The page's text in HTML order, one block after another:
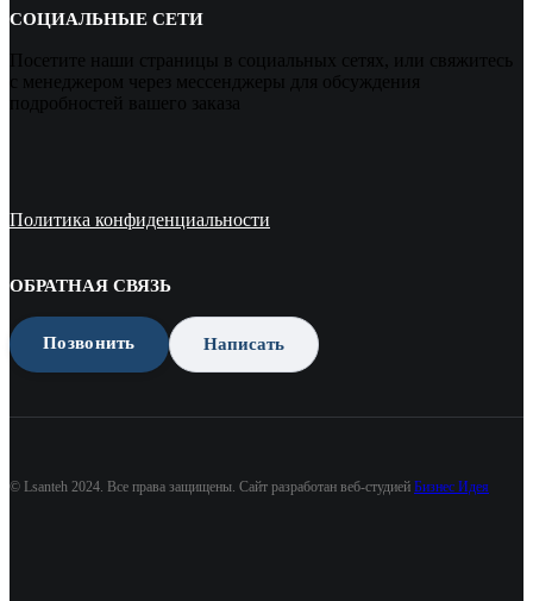
СОЦИАЛЬНЫЕ СЕТИ
Посетите наши страницы в социальных сетях, или свяжитесь
с менеджером через мессенджеры для обсуждения
подробностей вашего заказа
Политика конфиденциальности
ОБРАТНАЯ СВЯЗЬ
Позвонить Написать
© Lsanteh 2024. Все права защищены. Сайт разработан веб-студией Бизнес Идея